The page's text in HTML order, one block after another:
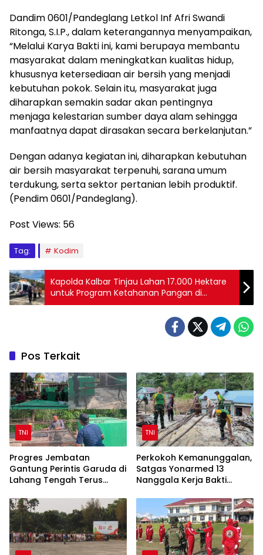
Dandim 0601/Pandeglang Letkol Inf Afri Swandi
Ritonga, S.I.P., dalam keterangannya menyampaikan,
“Melalui Karya Bakti ini, kami berupaya membantu
masyarakat dalam meningkatkan kualitas hidup,
khususnya ketersediaan air bersih yang menjadi
kebutuhan pokok. Selain itu, masyarakat juga
diharapkan semakin sadar akan pentingnya
menjaga kelestarian sumber daya alam sehingga
manfaatnya dapat dirasakan secara berkelanjutan.”
Dengan adanya kegiatan ini, diharapkan kebutuhan
air bersih masyarakat terpenuhi, sarana umum
terdukung, serta sektor pertanian lebih produktif.
(Pendim 0601/Pandeglang).
Post Views: 56
Tag: Kodim
Kapolda Kalbar Tinjau Lahan 17.000 Hektare
untuk Program Ketahanan Pangan di
Perbatasan Sintang
Pos Terkait
TNI
Progres Jembatan
Gantung Perintis Garuda di
Lahang Tengah Terus
TNI
Perkokoh Kemanunggalan,
Satgas Yonarmed 13
Nanggala Kerja Bakti
di Kapuas Hulu